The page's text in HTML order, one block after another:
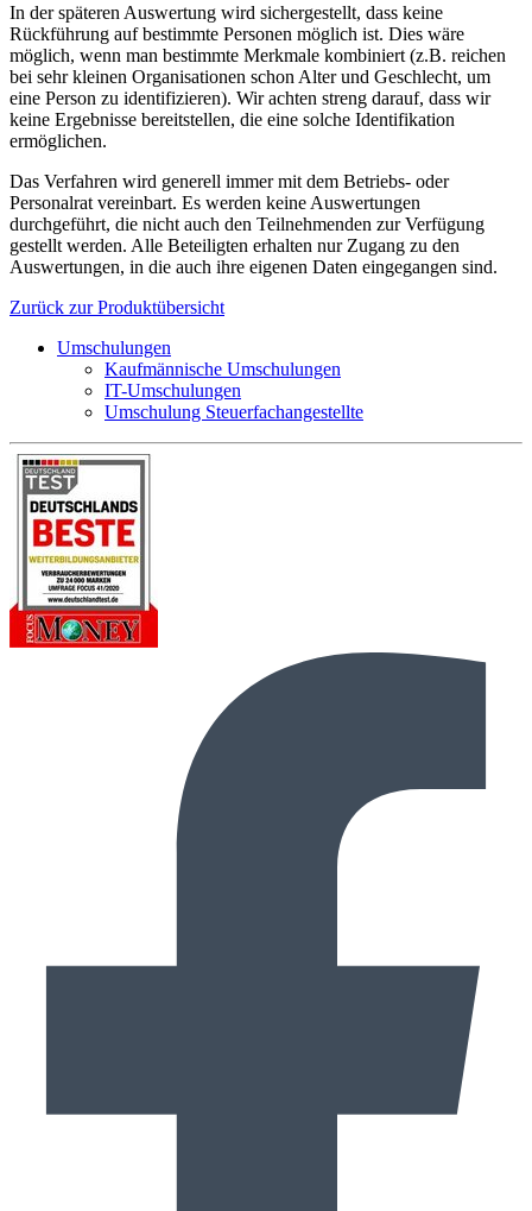
In der späteren Auswertung wird sichergestellt, dass keine
Rückführung auf bestimmte Personen möglich ist. Dies wäre
möglich, wenn man bestimmte Merkmale kombiniert (z.B. reichen
bei sehr kleinen Organisationen schon Alter und Geschlecht, um
eine Person zu identifizieren). Wir achten streng darauf, dass wir
keine Ergebnisse bereitstellen, die eine solche Identifikation
ermöglichen.
Das Verfahren wird generell immer mit dem Betriebs- oder
Personalrat vereinbart. Es werden keine Auswertungen
durchgeführt, die nicht auch den Teilnehmenden zur Verfügung
gestellt werden. Alle Beteiligten erhalten nur Zugang zu den
Auswertungen, in die auch ihre eigenen Daten eingegangen sind.
Zurück zur Produktübersicht
Umschulungen
Kaufmännische Umschulungen
IT-Umschulungen
Umschulung Steuerfachangestellte